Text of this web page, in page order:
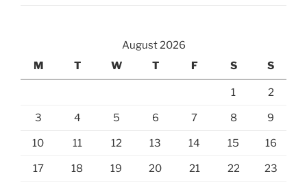
August 2026
M
T W T F S S
1 2
3 4 5 6 7 8 9
10 11 12 13 14 15 16
17 18 19 20 21 22 23